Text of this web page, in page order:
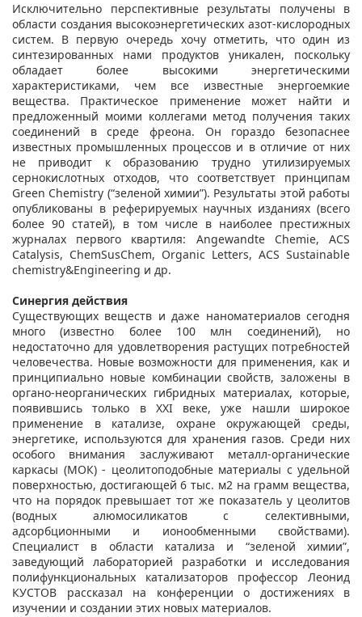
Исключительно перспективные результаты получены в
области создания высокоэнергетических азот-кислородных
систем. В первую очередь хочу отметить, что один из
синтезированных нами продуктов уникален, поскольку
обладает более высокими энергетическими
характеристиками, чем все известные энергоемкие
вещества. Практическое применение может найти и
предложенный моими коллегами метод получения таких
соединений в среде фреона. Он гораздо безопаснее
известных промышленных процессов и в отличие от них
не приводит к образованию трудно утилизируемых
сернокислотных отходов, что соответствует принципам
Green Chemistry (“зеленой химии”). Результаты этой работы
опубликованы в реферируемых научных изданиях (всего
более 90 статей), в том числе в наиболее престижных
журналах первого квартиля: Angewandte Chemie, ACS
Catalysis, ChemSusChem, Organic Letters, ACS Sustainable
chemistry&Engineering и др.
Синергия действия
Существующих веществ и даже наноматериалов сегодня
много (известно более 100 млн соединений), но
недостаточно для удовлетворения растущих потребностей
человечества. Новые возможности для применения, как и
принципиально новые комбинации свойств, заложены в
органо-неорганических гибридных материалах, которые,
появившись только в XXI веке, уже нашли широкое
применение в катализе, охране окружающей среды,
энергетике, используются для хранения газов. Среди них
особого внимания заслуживают металл-органические
каркасы (МОК) - цеолитоподобные материалы с удельной
поверхностью, достигающей 6 тыс. м2 на грамм вещества,
что на порядок превышает тот же показатель у цеолитов
(водных алюмосиликатов с селективными,
адсорбционными и ионообменными свойствами).
Специалист в области катализа и “зеленой химии”,
заведующий лабораторией разработки и исследования
полифункциональных катализаторов профессор Леонид
КУСТОВ рассказал на конференции о достижениях в
изучении и создании этих новых материалов.